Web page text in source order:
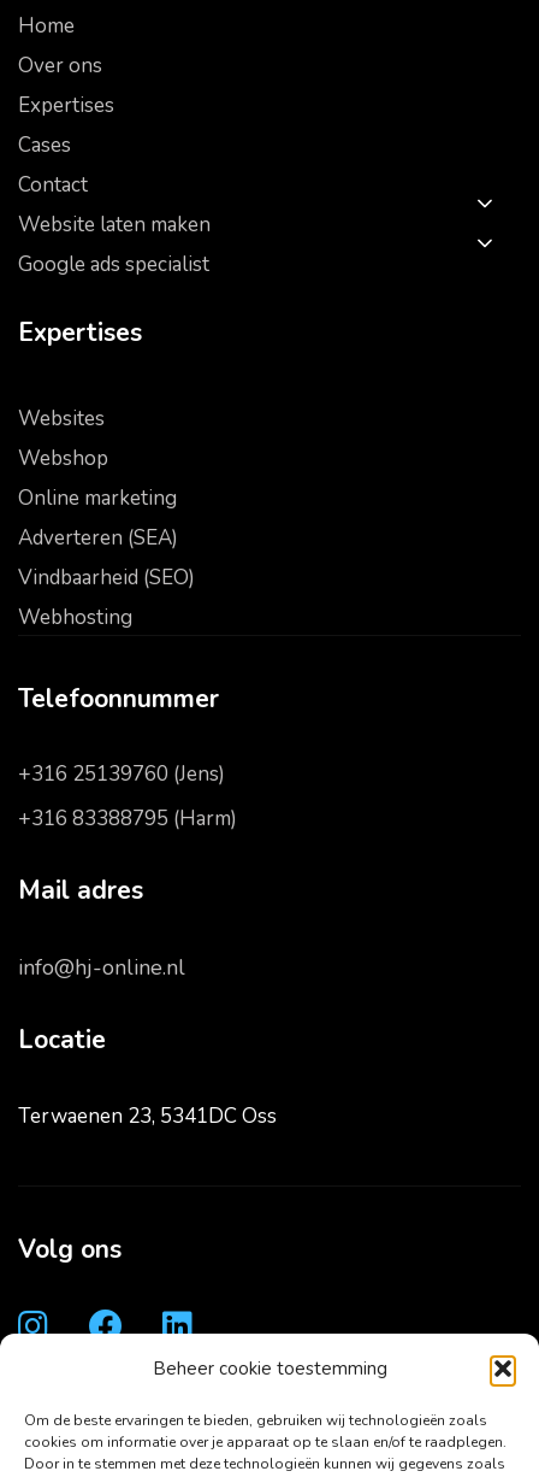
Beheer cookie toestemming
Om de beste ervaringen te bieden, gebruiken wij technologieën zoals
cookies om informatie over je apparaat op te slaan en/of te raadplegen.
Door in te stemmen met deze technologieën kunnen wij gegevens zoals
Home
Over ons
Expertises
Cases
Contact
Website laten maken
Google ads specialist
Expertises
Websites
Webshop
Online marketing
Adverteren (SEA)
Vindbaarheid (SEO)
Webhosting
Telefoonnummer
+316 25139760 (Jens)
+316 83388795 (Harm)
Mail adres
info@hj-online.nl
Locatie
Terwaenen 23, 5341DC Oss
Volg ons